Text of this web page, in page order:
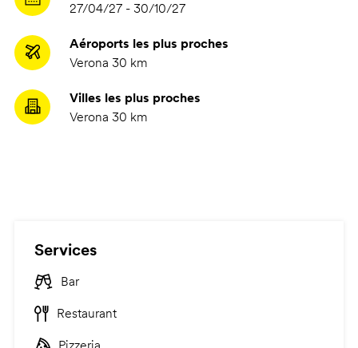
27/04/27 - 30/10/27
Aéroports les plus proches
Verona 30 km
Villes les plus proches
Verona 30 km
Services
Bar
Restaurant